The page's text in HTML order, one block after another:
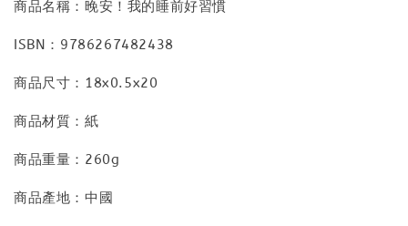
商品名稱：晚安！我的睡前好習慣
ISBN：9786267482438
商品尺寸：18x0.5x20
商品材質：紙
商品重量：260g
商品產地：中國